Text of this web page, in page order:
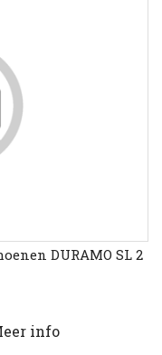
DURAMO SL 2
info